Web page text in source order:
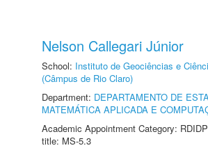
Nelson Callegari Júnior
School: Instituto de Geociências e
(Câmpus de Rio Claro)
Department: DEPARTAMENTO DE
MATEMÁTICA APLICADA E
Academic Appointment Category:
title: MS-5.3